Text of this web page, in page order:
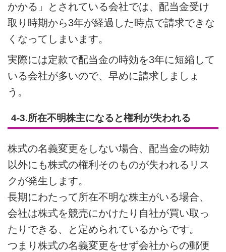
かかる」とされている会社では、配当金受け
取り時期から3年が経過した時点で請求できな
くなってしまいます。
実際には定款で配当金の時効を3年に短縮して
いる会社が多いので、早めに請求しましょ
う。
4-3.所在不明株主になると権利が失われる
株式の名義変更をしない場合、配当金の時効
以外にも株式の権利そのものが失われるリス
クが発生します。
長期にわたって所在不明な株主がいる場合、
会社は株式を競売にかけたり自社が買い取っ
たりできる、と定められているからです。
つまり株式の名義変更をせず会社からの郵便